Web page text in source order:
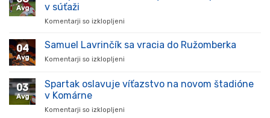
Avg
v súťaži
Komentarji so izklopljeni
prišiel,
stal
04
Avg
Samuel Lavrinčík sa vracia do Ružomberka
Komentarji so izklopljeni
Lavrinčík
sa
03
Avg
Spartak oslavuje víťazstvo na novom štadióne
v Komárne
Komentarji so izklopljeni